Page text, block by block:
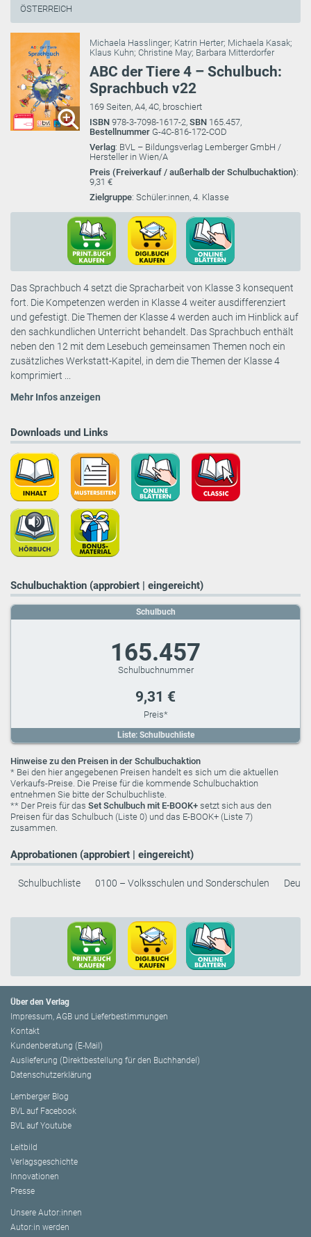
ÖSTERREICH
Michaela Hasslinger; Katrin Herter; Michaela Kasak;
Klaus Kuhn; Christine May; Barbara Mitterdorfer
ABC der Tiere 4 – Schulbuch:
Sprachbuch v22
169 Seiten, A4, 4C, broschiert
ISBN 978-3-7098-1617-2, SBN 165.457,
Bestellnummer G-4C-816-172-COD
Verlag: BVL – Bildungsverlag Lemberger GmbH /
Hersteller in Wien/A
Preis (Freiverkauf / außerhalb der Schulbuchaktion):
9,31 €
Zielgruppe: Schüler:innen, 4. Klasse
Das Sprachbuch 4 setzt die Spracharbeit von Klasse 3 konsequent
fort. Die Kompetenzen werden in Klasse 4 weiter ausdifferenziert
und gefestigt. Die Themen der Klasse 4 werden auch im Hinblick auf
den sachkundlichen Unterricht behandelt. Das Sprachbuch enthält
neben den 12 mit dem Lesebuch gemeinsamen Themen noch ein
zusätzliches Werkstatt-Kapitel, in dem die Themen der Klasse 4
komprimiert ...
Mehr Infos anzeigen
Downloads und Links
Schulbuchaktion (approbiert | eingereicht)
Liste: Schulbuchliste
Schulbuch
165.457
9,31 €
Hinweise zu den Preisen in der Schulbuchaktion
* Bei den hier angegebenen Preisen handelt es sich um die aktuellen
Verkaufs-Preise. Die Preise für die kommende Schulbuchaktion
entnehmen Sie bitte der Schulbuchliste.
** Der Preis für das Set Schulbuch mit E-BOOK+ setzt sich aus den
Preisen für das Schulbuch (Liste 0) und das E-BOOK+ (Liste 7)
zusammen.
Approbationen (approbiert | eingereicht)
Schulbuchliste 0100 – Volksschulen und Sonderschulen
Über den Verlag
Impressum, AGB und Lieferbestimmungen
Kontakt
Kundenberatung (E-Mail)
Auslieferung (Direktbestellung für den Buchhandel)
Datenschutzerklärung
Lemberger Blog
BVL auf Facebook
BVL auf Youtube
Leitbild
Verlagsgeschichte
Innovationen
Presse
Unsere Autor:innen
Autor:in werden